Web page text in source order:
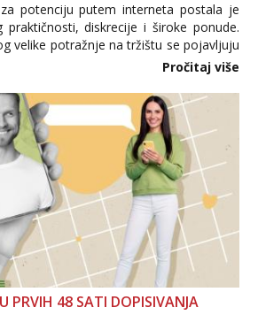
potenciju putem interneta postala je
praktičnosti, diskrecije i široke ponude.
velike potražnje na tržištu se pojavljuju
proizvodi, nepouzdane internetske
Pročitaj više
PRVIH 48 SATI DOPISIVANJA